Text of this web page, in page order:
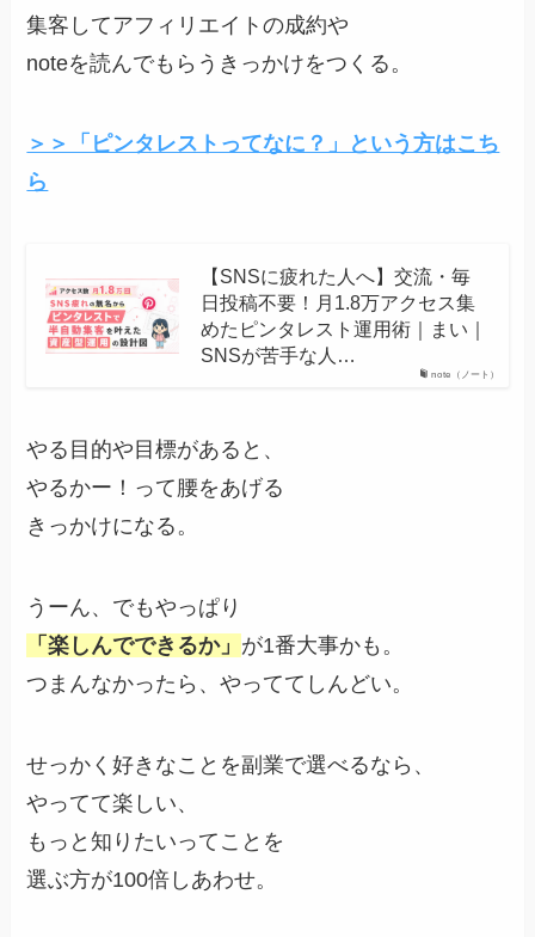
集客してアフィリエイトの成約や
noteを読んでもらうきっかけをつくる。
＞＞「ピンタレストってなに？」という方はこち
ら
note（ノート）
【SNSに疲れた人へ】交流・毎
日投稿不要！月1.8万アクセス集
めたピンタレスト運用術｜まい｜
SNSが苦手な人…
やる目的や目標があると、
やるかー！って腰をあげる
きっかけになる。
うーん、でもやっぱり
「楽しんでできるか」 が1番大事かも。
つまんなかったら、やっててしんどい。
せっかく好きなことを副業で選べるなら、
やってて楽しい、
もっと知りたいってことを
選ぶ方が100倍しあわせ。